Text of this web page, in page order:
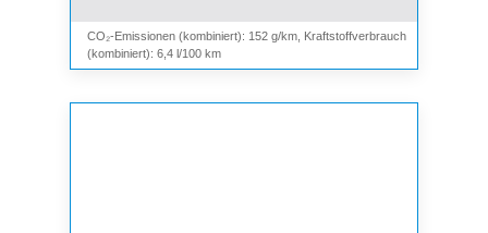
CO₂-Emissionen (kombiniert): 152 g/km, Kraftstoffverbrauch
(kombiniert): 6,4 l/100 km